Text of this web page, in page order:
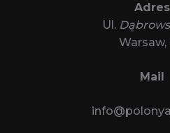
Adres
Ul.
Warsaw,
Mail